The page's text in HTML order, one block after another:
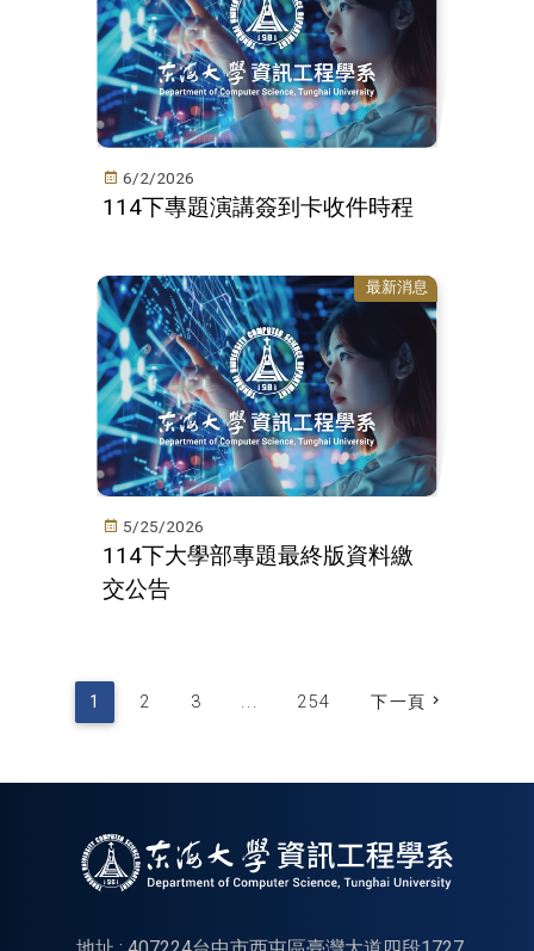
6/2/2026
114下專題演講簽到卡收件時程
最新消息
5/25/2026
114下大學部專題最終版資料繳
交公告
1 2 3 ... 254 下一頁